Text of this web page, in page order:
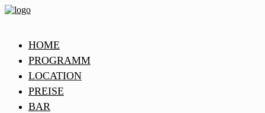
HOME
PROGRAMM
LOCATION
PREISE
BAR